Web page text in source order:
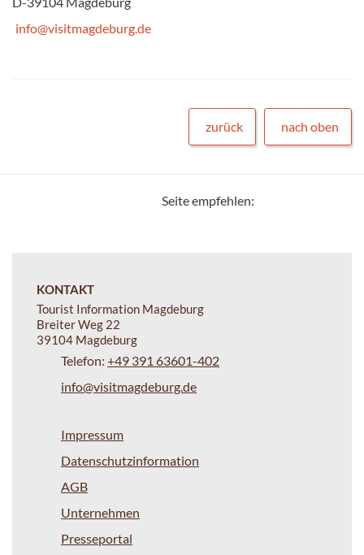
info@visitmagdeburg.de
zurück nach oben
Seite empfehlen:
KONTAKT
Tourist Information Magdeburg
Breiter Weg 22
39104 Magdeburg
Telefon: +49 391 63601-402
info@visitmagdeburg.de
Impressum
Datenschutzinformation
AGB
Unternehmen
Presseportal